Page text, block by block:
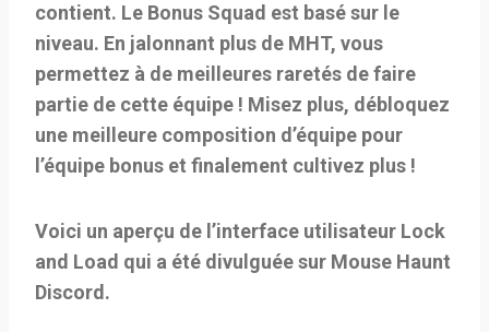
contient. Le Bonus Squad est basé sur le
niveau. En jalonnant plus de MHT, vous
permettez à de meilleures raretés de faire
partie de cette équipe ! Misez plus, débloquez
une meilleure composition d’équipe pour
l’équipe bonus et finalement cultivez plus !
Voici un aperçu de l’interface utilisateur Lock
and Load qui a été divulguée sur Mouse Haunt
Discord.